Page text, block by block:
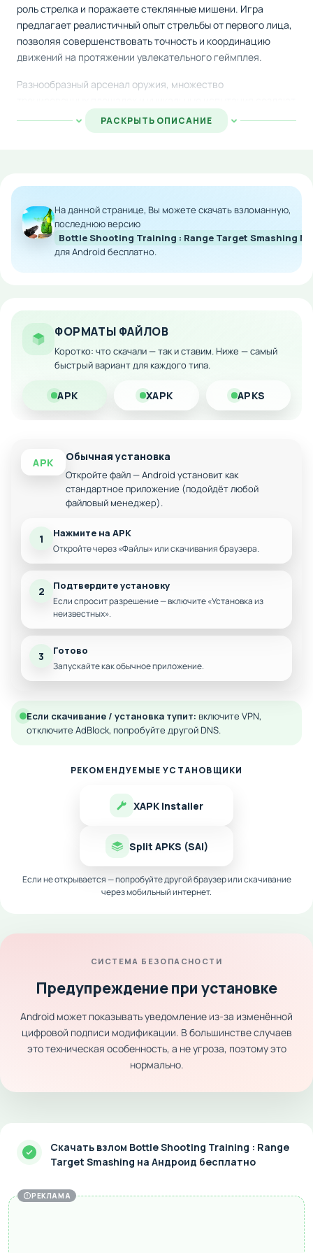
роль стрелка и поражаете стеклянные мишени. Игра
предлагает реалистичный опыт стрельбы от первого лица,
позволяя совершенствовать точность и координацию
движений на протяжении увлекательного геймплея.
Разнообразный арсенал оружия, множество
неповторимую атмосферу боевой подготовки. Система
сложности легко адаптируется под уровень вашего
Особенности мода:
Расширенный набор вооружения с улучшенной
баллистикой
Дополнительные локации и сценарии стрельбы
Настраиваемые параметры сложности и
на различных устройствах
Скачайте модифицированную версию на Андроид и
тренировочного стрелкового диапазона прямо на вашем
РАСКРЫТЬ ОПИСАНИЕ
На данной странице, Вы можете скачать взломанную,
последнюю версию
Bottle Shooting Training : Range Target Smashing
для Android бесплатно.
ФОРМАТЫ ФАЙЛОВ
Коротко: что скачали — так и ставим. Ниже — самый
быстрый вариант для каждого типа.
APK XAPK APKS
APK Обычная установка
Откройте файл — Android установит как
стандартное приложение (подойдёт любой
файловый менеджер).
1 Нажмите на APK
Откройте через «Файлы» или скачивания браузера.
2 Подтвердите установку
Если спросит разрешение — включите «Установка из
неизвестных».
3 Готово
Запускайте как обычное приложение.
Если скачивание / установка тупит: включите VPN,
отключите AdBlock, попробуйте другой DNS.
РЕКОМЕНДУЕМЫЕ УСТАНОВЩИКИ
XAPK Installer
Split APKS (SAI)
Если не открывается — попробуйте другой браузер или скачивание
через мобильный интернет.
СИСТЕМА БЕЗОПАСНОСТИ
Предупреждение при установке
Android может показывать уведомление из-за изменённой
цифровой подписи модификации. В большинстве случаев
это техническая особенность, а не угроза, поэтому это
нормально.
Скачать взлом Bottle Shooting Training : Range
Target Smashing на Андроид бесплатно
РЕКЛАМА